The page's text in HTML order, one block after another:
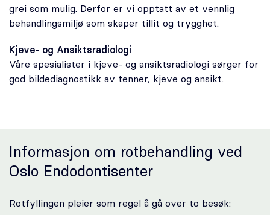
grei som mulig. Derfor er vi opptatt av et vennlig
behandlingsmiljø som skaper tillit og trygghet.
Kjeve- og Ansiktsradiologi
Våre spesialister i kjeve- og ansiktsradiologi sørger for
god bildediagnostikk av tenner, kjeve og ansikt.
Informasjon om rotbehandling ved
Oslo Endodontisenter
Rotfyllingen pleier som regel å gå over to besøk: